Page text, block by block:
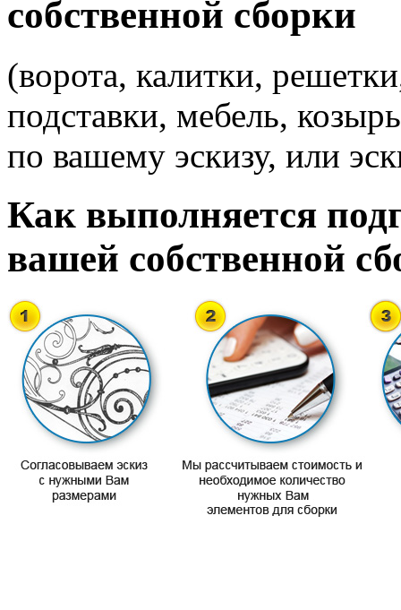
собственной сборки
(ворота, калитки,
подставки, мебель,
по вашему эскизу, или
Как выполняется
вашей собственной